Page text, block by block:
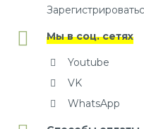
Мы в соц. сетях
Youtube
VK
WhatsApp